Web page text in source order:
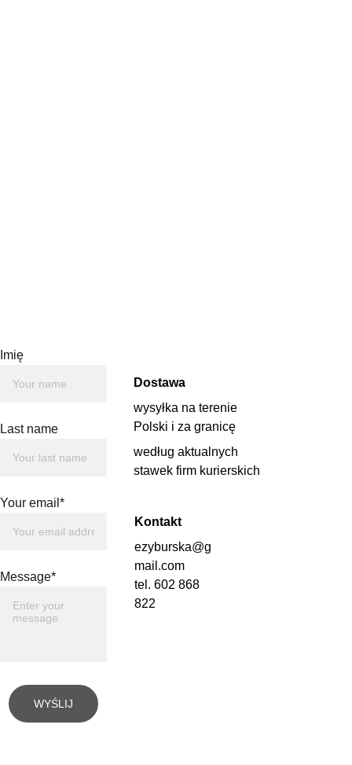
Kontakt
ezyburska@g
mail.com
tel. 602 868
822
Dostawa
wysyłka na terenie
Polski i za granicę
według aktualnych
stawek firm kurierskich
Imię
Last name
Your email*
Message*
WYŚLIJ